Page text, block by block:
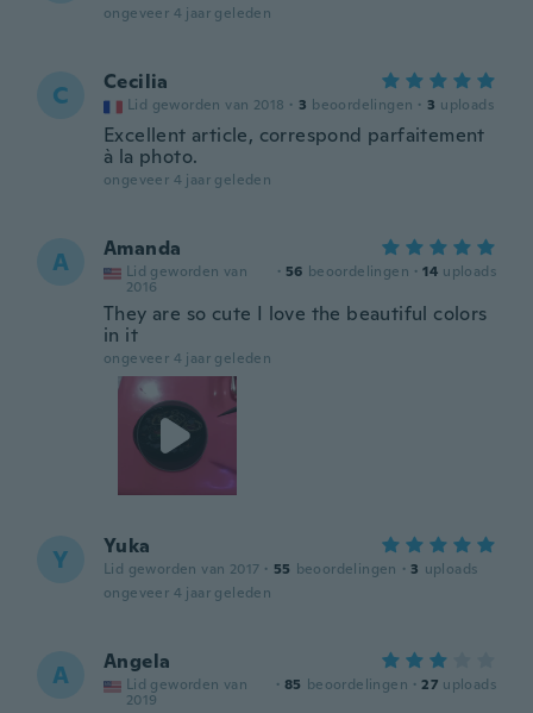
ongeveer 4 jaar geleden
C Cecilia
Lid geworden van 2018 · 3 beoordelingen · 3 uploads
Excellent article, correspond parfaitement
à la photo.
ongeveer 4 jaar geleden
A Amanda
Lid geworden van
2016
· 56 beoordelingen · 14 uploads
They are so cute I love the beautiful colors
in it
ongeveer 4 jaar geleden
Y Yuka
Lid geworden van 2017 · 55 beoordelingen · 3 uploads
ongeveer 4 jaar geleden
A Angela
Lid geworden van
2019
· 85 beoordelingen · 27 uploads